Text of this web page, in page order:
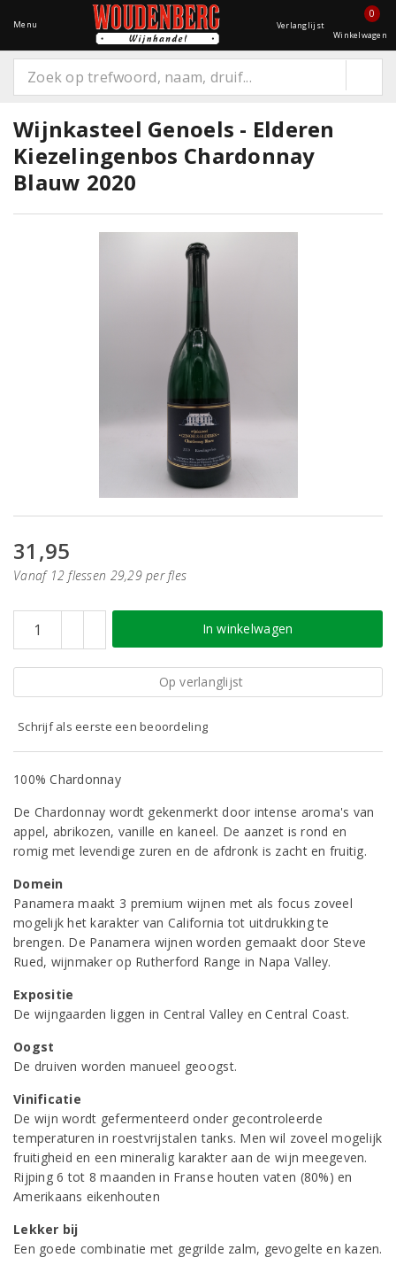
Menu Verlanglijst
0
Winkelwagen
Wijnkasteel Genoels - Elderen
Kiezelingenbos Chardonnay
Blauw 2020
31,95
Vanaf 12 flessen 29,29 per fles
In winkelwagen
Op verlanglijst
Schrijf als eerste een beoordeling
100% Chardonnay
De Chardonnay wordt gekenmerkt door intense aroma's van
appel, abrikozen, vanille en kaneel. De aanzet is rond en
romig met levendige zuren en de afdronk is zacht en fruitig.
Domein
Panamera maakt 3 premium wijnen met als focus zoveel
mogelijk het karakter van California tot uitdrukking te
brengen. De Panamera wijnen worden gemaakt door Steve
Rued, wijnmaker op Rutherford Range in Napa Valley.
Expositie
De wijngaarden liggen in Central Valley en Central Coast.
Oogst
De druiven worden manueel geoogst.
Vinificatie
De wijn wordt gefermenteerd onder gecontroleerde
temperaturen in roestvrijstalen tanks. Men wil zoveel mogelijk
fruitigheid en een mineralig karakter aan de wijn meegeven.
Rijping 6 tot 8 maanden in Franse houten vaten (80%) en
Amerikaans eikenhouten
Lekker bij
Een goede combinatie met gegrilde zalm, gevogelte en kazen.